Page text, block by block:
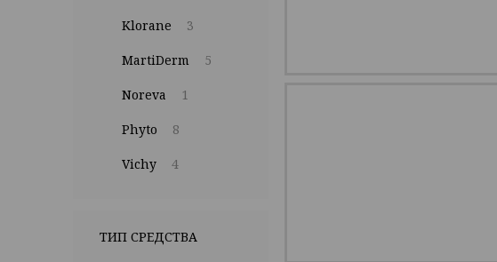
Klorane 3
MartiDerm 5
Noreva 1
Phyto 8
Vichy 4
ТИП СРЕДСТВА